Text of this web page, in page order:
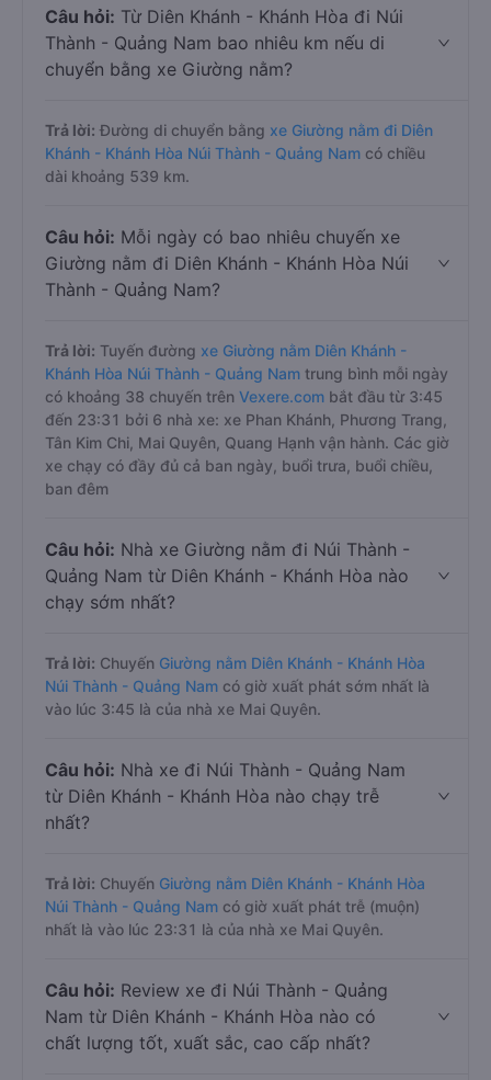
Câu hỏi: Từ Diên Khánh - Khánh Hòa đi Núi
Thành - Quảng Nam bao nhiêu km nếu di
chuyển bằng xe Giường nằm?
Trả lời: Đường di chuyển bằng xe Giường nằm đi Diên
Khánh - Khánh Hòa Núi Thành - Quảng Nam có chiều
dài khoảng 539 km.
Câu hỏi: Mỗi ngày có bao nhiêu chuyến xe
Giường nằm đi Diên Khánh - Khánh Hòa Núi
Thành - Quảng Nam?
Trả lời: Tuyến đường xe Giường nằm Diên Khánh -
Khánh Hòa Núi Thành - Quảng Nam trung bình mỗi ngày
có khoảng 38 chuyến trên Vexere.com bắt đầu từ 3:45
đến 23:31 bởi 6 nhà xe: xe Phan Khánh, Phương Trang,
Tân Kim Chi, Mai Quyên, Quang Hạnh vận hành. Các giờ
xe chạy có đầy đủ cả ban ngày, buổi trưa, buổi chiều,
ban đêm
Câu hỏi: Nhà xe Giường nằm đi Núi Thành -
Quảng Nam từ Diên Khánh - Khánh Hòa nào
chạy sớm nhất?
Trả lời: Chuyến Giường nằm Diên Khánh - Khánh Hòa
Núi Thành - Quảng Nam có giờ xuất phát sớm nhất là
vào lúc 3:45 là của nhà xe Mai Quyên.
Câu hỏi: Nhà xe đi Núi Thành - Quảng Nam
từ Diên Khánh - Khánh Hòa nào chạy trễ
nhất?
Trả lời: Chuyến Giường nằm Diên Khánh - Khánh Hòa
Núi Thành - Quảng Nam có giờ xuất phát trễ (muộn)
nhất là vào lúc 23:31 là của nhà xe Mai Quyên.
Câu hỏi: Review xe đi Núi Thành - Quảng
Nam từ Diên Khánh - Khánh Hòa nào có
chất lượng tốt, xuất sắc, cao cấp nhất?